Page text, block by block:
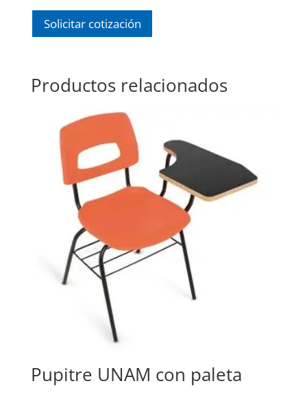
Solicitar cotización
Productos relacionados
Pupitre UNAM con paleta